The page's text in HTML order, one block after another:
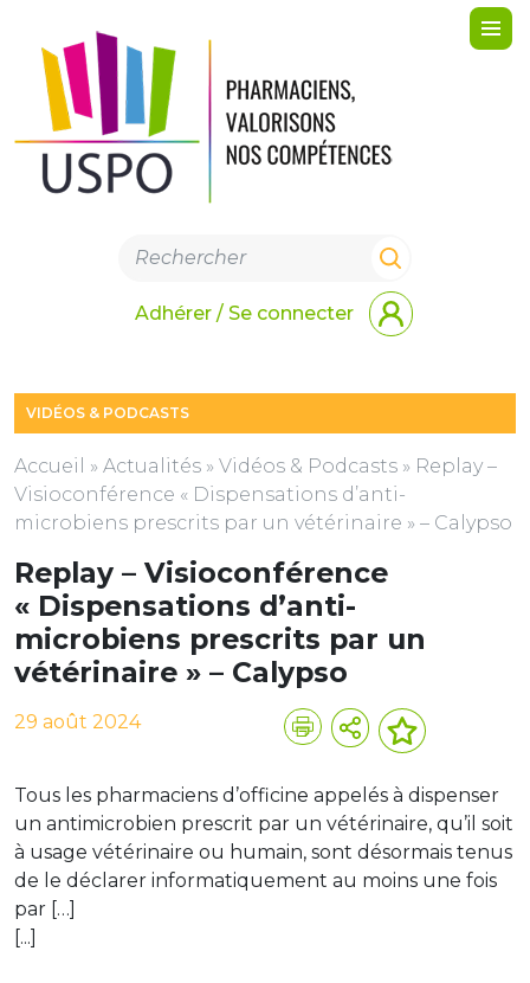
Adhérer / Se connecter
VIDÉOS & PODCASTS
Accueil » Actualités » Vidéos & Podcasts » Replay –
Visioconférence « Dispensations d’anti-
microbiens prescrits par un vétérinaire » – Calypso
Replay – Visioconférence
« Dispensations d’anti-
microbiens prescrits par un
vétérinaire » – Calypso
29 août 2024
Tous les pharmaciens d’officine appelés à dispenser
un antimicrobien prescrit par un vétérinaire, qu’il soit
à usage vétérinaire ou humain, sont désormais tenus
de le déclarer informatiquement au moins une fois
par […]
[...]